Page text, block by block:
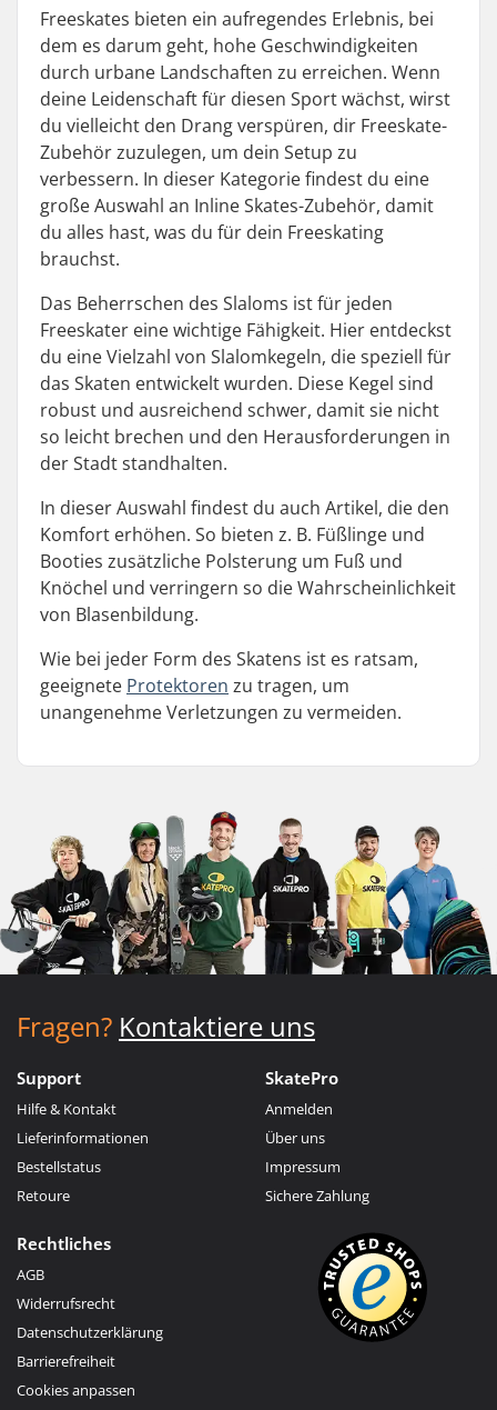
Freeskates bieten ein aufregendes Erlebnis, bei
dem es darum geht, hohe Geschwindigkeiten
durch urbane Landschaften zu erreichen. Wenn
deine Leidenschaft für diesen Sport wächst, wirst
du vielleicht den Drang verspüren, dir Freeskate-
Zubehör zuzulegen, um dein Setup zu
verbessern. In dieser Kategorie findest du eine
große Auswahl an Inline Skates-Zubehör, damit
du alles hast, was du für dein Freeskating
brauchst.
Das Beherrschen des Slaloms ist für jeden
Freeskater eine wichtige Fähigkeit. Hier entdeckst
du eine Vielzahl von Slalomkegeln, die speziell für
das Skaten entwickelt wurden. Diese Kegel sind
robust und ausreichend schwer, damit sie nicht
so leicht brechen und den Herausforderungen in
der Stadt standhalten.
In dieser Auswahl findest du auch Artikel, die den
Komfort erhöhen. So bieten z. B. Füßlinge und
Booties zusätzliche Polsterung um Fuß und
Knöchel und verringern so die Wahrscheinlichkeit
von Blasenbildung.
Wie bei jeder Form des Skatens ist es ratsam,
geeignete Protektoren zu tragen, um
unangenehme Verletzungen zu vermeiden.
Fragen? Kontaktiere uns
Support
Hilfe & Kontakt
Lieferinformationen
Bestellstatus
Retoure
SkatePro
Anmelden
Über uns
Impressum
Sichere Zahlung
Rechtliches
AGB
Widerrufsrecht
Datenschutzerklärung
Barrierefreiheit
Cookies anpassen